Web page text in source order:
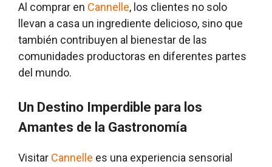
Al comprar en Cannelle, los clientes no solo
llevan a casa un ingrediente delicioso, sino que
también contribuyen al bienestar de las
comunidades productoras en diferentes partes
del mundo.
Un Destino Imperdible para los
Amantes de la Gastronomía
Visitar Cannelle es una experiencia sensorial